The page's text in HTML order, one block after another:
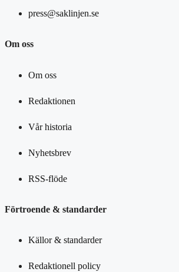
press@saklinjen.se
Om oss
Om oss
Redaktionen
Vår historia
Nyhetsbrev
RSS-flöde
Förtroende & standarder
Källor & standarder
Redaktionell policy